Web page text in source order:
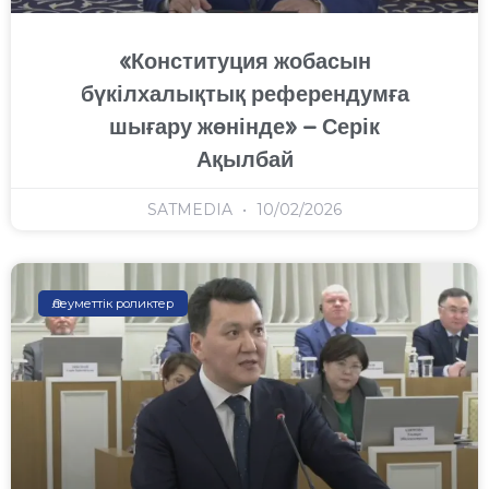
«Конституция жобасын
бүкілхалықтық референдумға
шығару жөнінде» – Серік
Ақылбай
SATMEDIA 10/02/2026
Әлеуметтік роликтер